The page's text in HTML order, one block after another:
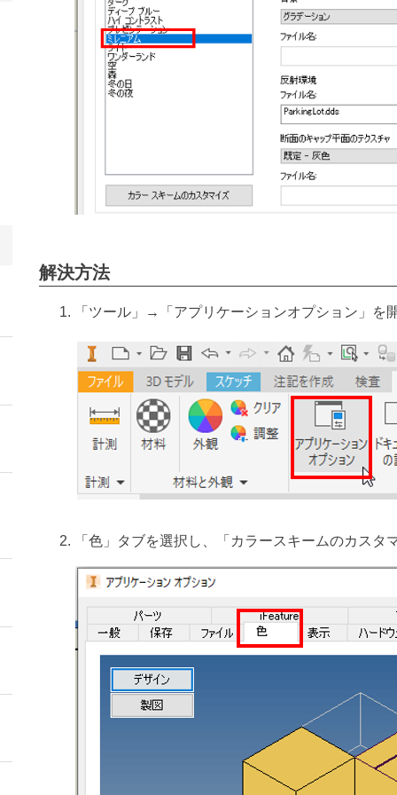
解決方法
「ツール」→「アプリケーションオプション」を
「色」タブを選択し、「カラースキームのカスタ